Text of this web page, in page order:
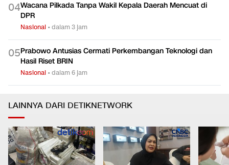
04Wacana Pilkada Tanpa Wakil Kepala Daerah Mencuat di
DPR
Nasional •dalam 3 jam
05Prabowo Antusias Cermati Perkembangan Teknologi dan
Hasil Riset BRIN
Nasional •dalam 6 jam
LAINNYA DARI DETIKNETWORK